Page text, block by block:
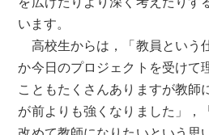
います。
高校生からは，「教員という
か今日のプロジェクトを受けて
こともたくさんありますが教師
が前よりも強くなりました」，